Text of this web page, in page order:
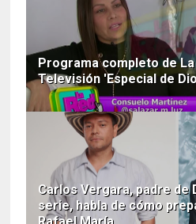
Programa completo de
Televisión 'Especial de
Carlos Vergara, padre de
serie, habla de cómo